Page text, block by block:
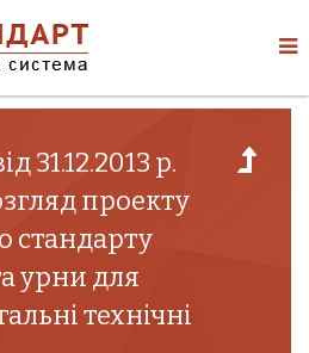
31.12.2013 р.
проекту
стандарту
урни для
технічні